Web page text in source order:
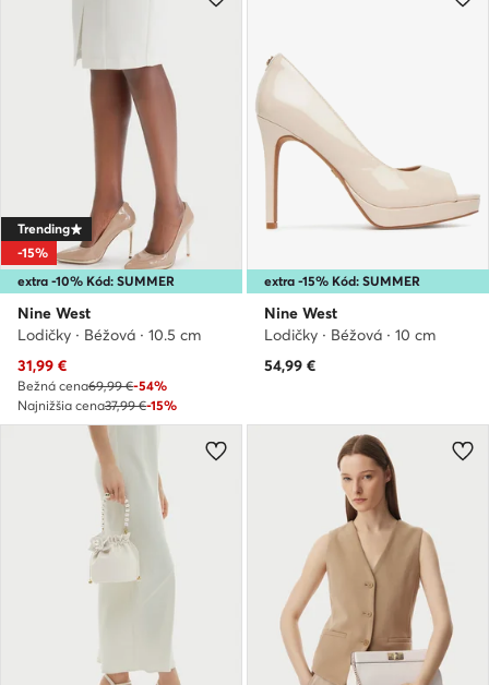
extra -10% Kód: SUMMER
Trending
-15%
Nine West
Lodičky · Béžová · 10.5 cm
Aktuálna cena
31,99 €
Bežná cena69,99 €-54%
Najnižšia cena37,99 €-15%
extra -15% Kód: SUMMER
Nine West
Lodičky · Béžová · 10 cm
54,99 €